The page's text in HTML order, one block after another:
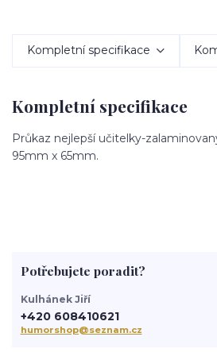
Kompletní specifikace
Kompletní specifikace
Průkaz nejlepší učitelky-
95mm x 65mm.
Potřebujete poradit?
Kulhánek Jiří
+420 608410621
humorshop@seznam.cz